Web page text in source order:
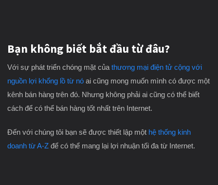
Bạn không biết bắt đầu từ đâu?
Với sự phát triển chóng mặt củathương mại điện tử cộng với
nguồn lợi khổng lồ từ nó ai cũng mong muốn mình có được một
kênh bán hàng trên đó. Nhưng không phải ai cũng có thể biết
cách để có thể bán hàng tốt nhất trên Internet.
Đến với chúng tôi bạn sẽ được thiết lập một hệ thống kinh
doanh từ A-Z để có thể mang lại lợi nhuận tối đa từ Internet.